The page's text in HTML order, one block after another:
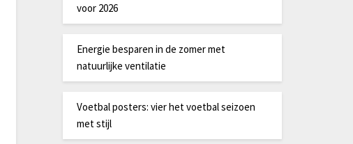
voor 2026
Energie besparen in de zomer met
natuurlijke ventilatie
Voetbal posters: vier het voetbal seizoen
met stijl